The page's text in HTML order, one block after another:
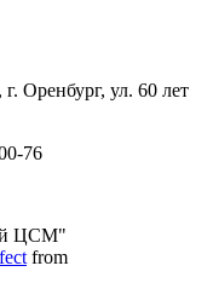
Оренбург, ул. 60 лет
76
ЦСМ"
from